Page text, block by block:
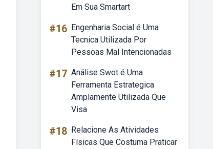
Em Sua Smartart
#16 Engenharia Social é Uma
Tecnica Utilizada Por
Pessoas Mal Intencionadas
#17 Análise Swot é Uma
Ferramenta Estrategica
Amplamente Utilizada Que
Visa
#18 Relacione As Atividades
Físicas Que Costuma Praticar